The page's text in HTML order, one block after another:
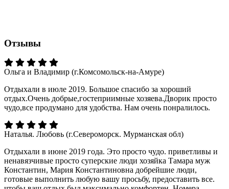
Отзывы
Ольга и Владимир (г.Комсомольск-на-Амуре)
Отдыхали в июле 2019. Большое спасибо за хороший
отдых.Очень добрые,гостеприимные хозяева.Дворик просто
чудо,все продумано для удобства. Нам очень понралилось.
Наталья. Любовь (г.Североморск. Мурманская обл)
Отдыхали в июне 2019 года. Это просто чудо. приветливы и
ненавязчивые просто суперские люди хозяйка Тамара муж
Константин, Мария Константиновна добрейшие люди,
готовые выполнить любую вашу просьбу, предоставить все.